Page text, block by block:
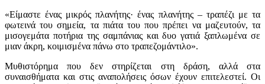
«Είμαστε ένας μικρός πλανήτης· ένας πλανήτης – τραπέζι με τα
φωτεινά του σημεία, τα πιάτα του που πρέπει να μαζευτούν, τα
μισογεμάτα ποτήρια της σαμπάνιας και δυο γατιά ξαπλωμένα σε
μιαν άκρη, κοιμισμένα πάνω στο τραπεζομάντιλο».
Μυθιστόρημα που δεν στηρίζεται στη δράση, αλλά στα
συναισθήματα και στις αναπολήσεις όσων έχουν επιτελεστεί. Οι